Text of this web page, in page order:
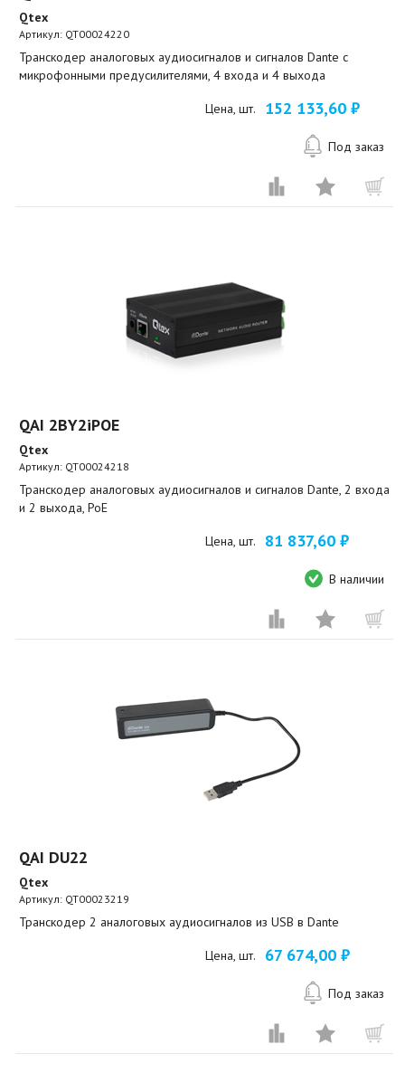
Qtex
Артикул: QT00024220
Транскодер аналоговых аудиосигналов и сигналов Dante с
микрофонными предусилителями, 4 входа и 4 выхода
Цена, шт. 152 133,60 ₽
Под заказ
QAI 2BY2iPOE
Qtex
Артикул: QT00024218
Транскодер аналоговых аудиосигналов и сигналов Dante, 2 входа
и 2 выхода, PoE
Цена, шт. 81 837,60 ₽
В наличии
QAI DU22
Qtex
Артикул: QT00023219
Транскодер 2 аналоговых аудиосигналов из USB в Dante
Цена, шт. 67 674,00 ₽
Под заказ